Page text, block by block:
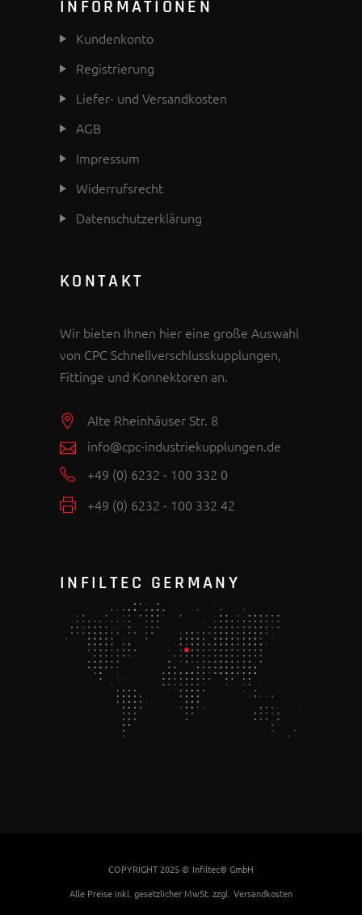
INFORMATIONEN
Kundenkonto
Registrierung
Liefer- und Versandkosten
AGB
Impressum
Widerrufsrecht
Datenschutzerklärung
KONTAKT
Wir bieten Ihnen hier eine große Auswahl
von CPC Schnellverschlusskupplungen,
Fittinge und Konnektoren an.
Alte Rheinhäuser Str. 8
info@cpc-industriekupplungen.de
+49 (0) 6232 - 100 332 0
+49 (0) 6232 - 100 332 42
INFILTEC GERMANY
COPYRIGHT 2025 © Infiltec® GmbH
Alle Preise inkl. gesetzlicher MwSt. zzgl. Versandkosten